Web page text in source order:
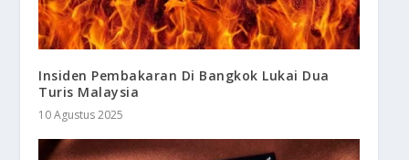
Insiden Pembakaran Di Bangkok Lukai Dua
Turis Malaysia
10 Agustus 2025